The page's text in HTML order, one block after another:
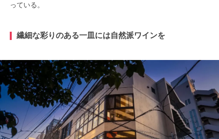
っている。
繊細な彩りのある一皿には自然派ワインを